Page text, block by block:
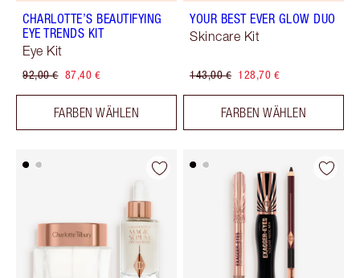
CHARLOTTE’S BEAUTIFYING
EYE TRENDS KIT
Eye Kit
92,00 € 87,40 €
FARBEN WÄHLEN
YOUR BEST EVER GLOW DUO
Skincare Kit
143,00 € 128,70 €
FARBEN WÄHLEN